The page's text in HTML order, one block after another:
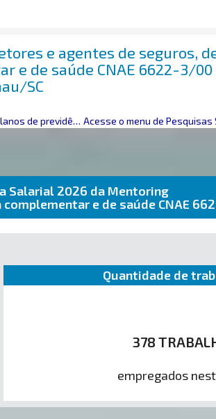
e agentes de seguros,
e de saúde CNAE 6622-3/00
SC
e de saúde Acesse o menu de Pesquisas
Salarial 2026 da Mentoring
e de saúde CNAE
Quantidade de
378
empregados